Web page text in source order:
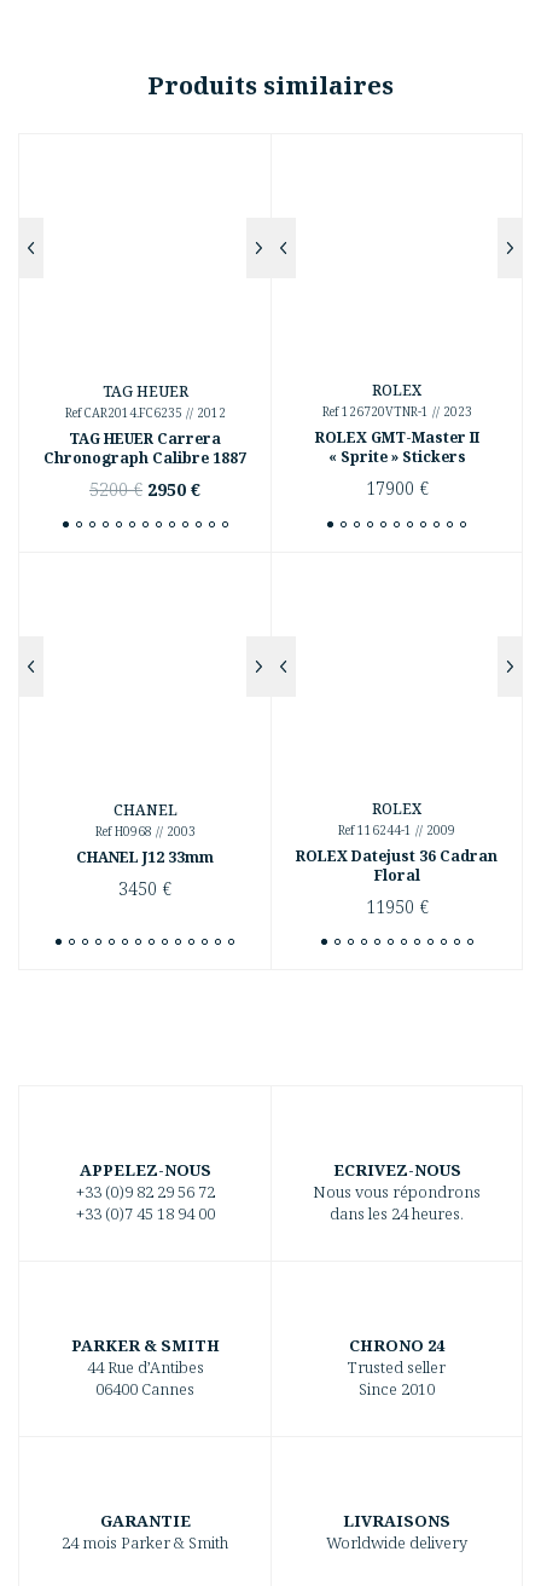
Produits similaires
TAG HEUER
Ref CAR2014.FC6235 // 2012
TAG HEUER Carrera
Chronograph Calibre 1887
5200€ Le
2950 €Le
ROLEX
Ref 126720VTNR-1 // 2023
ROLEX GMT-Master II
« Sprite » Stickers
17900 €
CHANEL
Ref H0968 // 2003
CHANEL J12 33mm
3450 €
ROLEX
Ref 116244-1 // 2009
ROLEX Datejust 36 Cadran
Floral
11950 €
APPELEZ-NOUS
+33 (0)9 82 29 56 72
+33 (0)7 45 18 94 00
ECRIVEZ-NOUS
Nous vous répondrons
dans les 24 heures.
PARKER & SMITH
44 Rue d’Antibes
06400 Cannes
CHRONO 24
Trusted seller
Since 2010
GARANTIE
24 mois Parker & Smith
LIVRAISONS
Worldwide delivery